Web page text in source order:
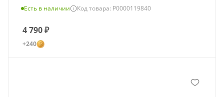
Есть в наличии
Код товара: Р0000119840
4 790₽
+240